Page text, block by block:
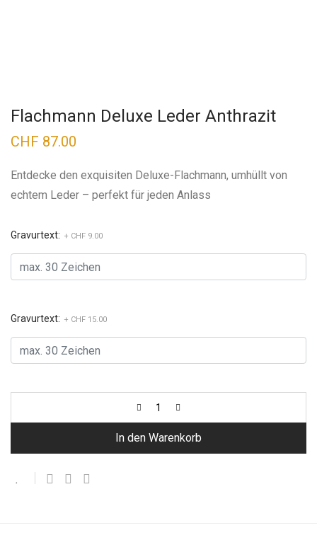
Flachmann Deluxe Leder Anthrazit
CHF 87.00
Entdecke den exquisiten Deluxe-Flachmann, umhüllt von
echtem Leder – perfekt für jeden Anlass
Gravurtext: + CHF 9.00
Gravurtext: + CHF 15.00
In den Warenkorb